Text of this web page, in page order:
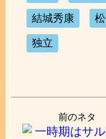
結城秀康
独立
前のネタ